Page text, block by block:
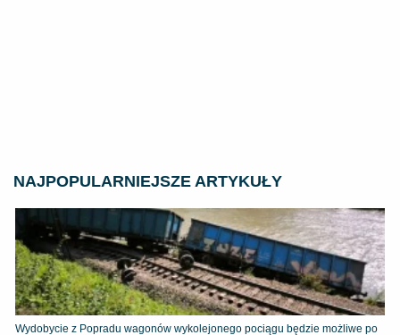
NAJPOPULARNIEJSZE ARTYKUŁY
Wydobycie z Popradu wagonów wykolejonego pociągu będzie możliwe po